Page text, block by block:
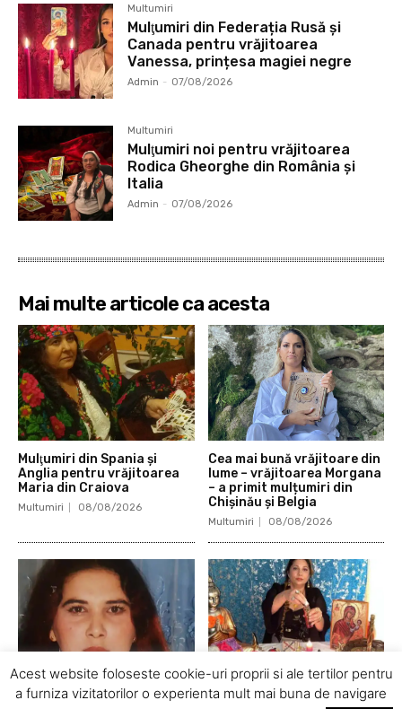
Multumiri
Mulţumiri din Federația Rusă și
Canada pentru vrăjitoarea
Vanessa, prințesa magiei negre
Admin - 07/08/2026
Multumiri
Mulţumiri noi pentru vrăjitoarea
Rodica Gheorghe din România și
Italia
Admin - 07/08/2026
Mai multe articole ca acesta
Mulţumiri din Spania şi
Anglia pentru vrăjitoarea
Maria din Craiova
Multumiri 08/08/2026
Cea mai bună vrăjitoare din
lume – vrăjitoarea Morgana
– a primit mulțumiri din
Chișinău și Belgia
Multumiri 08/08/2026
Mulțumiri din America și
Mulțumiri din Anglia și din
Acest website foloseste cookie-uri proprii si ale tertilor pentru
a furniza vizitatorilor o experienta mult mai buna de navigare